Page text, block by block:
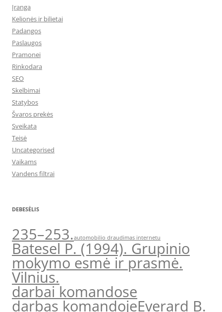
Įranga
Kelionės ir bilietai
Padangos
Paslaugos
Pramonei
Rinkodara
SEO
Skelbimai
Statybos
Švaros prekės
Sveikata
Teisė
Uncategorised
Vaikams
Vandens filtrai
DEBESĖLIS
235–253.automobilio draudimas internetu
Batesel P. (1994). Grupinio
mokymo esmė ir prasmė.
Vilnius.
darbai komandose
darbas komandojeEverard B.